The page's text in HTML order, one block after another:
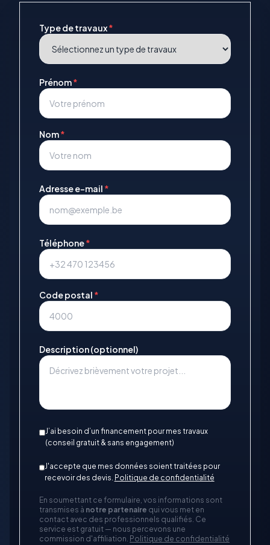
Type de travaux*
Prénom*
Nom*
Adresse e-mail *
Téléphone*
Code postal *
Description (optionnel)
J’ai besoin d’un financement pour mes travaux
(conseil gratuit & sans engagement)
J'accepte que mes données soient traitées pour
recevoir des devis. Politique de confidentialité
En soumettant ce formulaire, vos informations sont
transmises à notre partenaire qui vous met en
contact avec des professionnels qualifiés. Ce
service est gratuit — nous percevons une
commission d'affiliation. Politique de confidentialité